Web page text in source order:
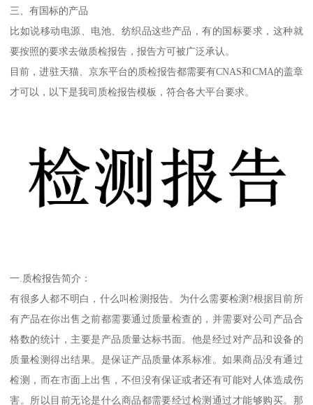
三、有国标的产品
比如说移动电源、电池、纺织品这些产品，有的国标要求，这种就
要按照的要求去做质检报告，报告方可被广泛承认。
目前，进驻天猫、京东平台的质检报告都需要有CNAS和CMA的盖章
才可以，以下是我司质检报告模板，符合各大平台要求。
一.质检报告简介：
有很多人都不明白，什么叫检测报告。为什么需要检测?根据目前所
有产品在你出售之前都需要通过质量检查的，并需要对公司产品合
格数的统计，主要是产品质量达标书面。他是经过对产品和设备的
质量检测得出结果。是保证产品质量体系标准。如果商品没有通过
检测，而在市面上出售，不但没有保证或者还有可能对人体造成伤
害。所以目前无论是什么商品都需要经过检测通过才能够购买。那